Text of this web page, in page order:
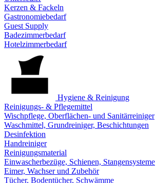
Kerzen & Fackeln
Gastronomiebedarf
Guest Supply
Badezimmerbedarf
Hotelzimmerbedarf
Hygiene & Reinigung
Reinigungs- & Pflegemittel
Wischpflege, Oberflächen- und Sanitärreiniger
Waschmittel, Grundreiniger, Beschichtungen
Desinfektion
Handreiniger
Reinigungsmaterial
Einwascherbezüge, Schienen, Stangensysteme
Eimer, Wachser und Zubehör
Tücher, Bodentücher, Schwämme